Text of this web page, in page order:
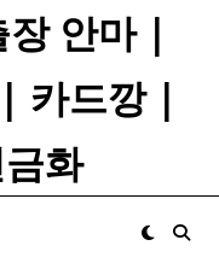
안마 |
카드깡 |
화